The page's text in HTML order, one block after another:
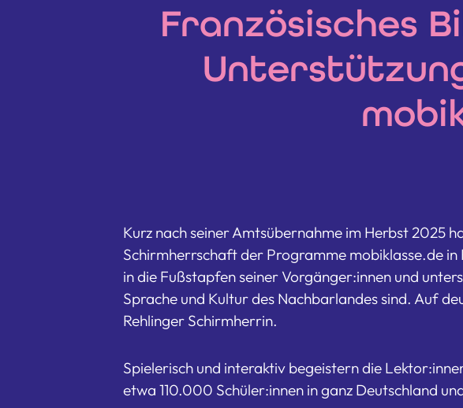
Französisches
Kurz nach seiner Amtsübernahme im Herbst 2025
Schirmherrschaft der Programme mobiklasse.de
in die Fußstapfen seiner Vorgänger:innen und
Sprache und Kultur des Nachbarlandes sind. Auf
Rehlinger Schirmherrin.
Spielerisch und interaktiv begeistern die
etwa 110.000 Schüler:innen in ganz Deutschland